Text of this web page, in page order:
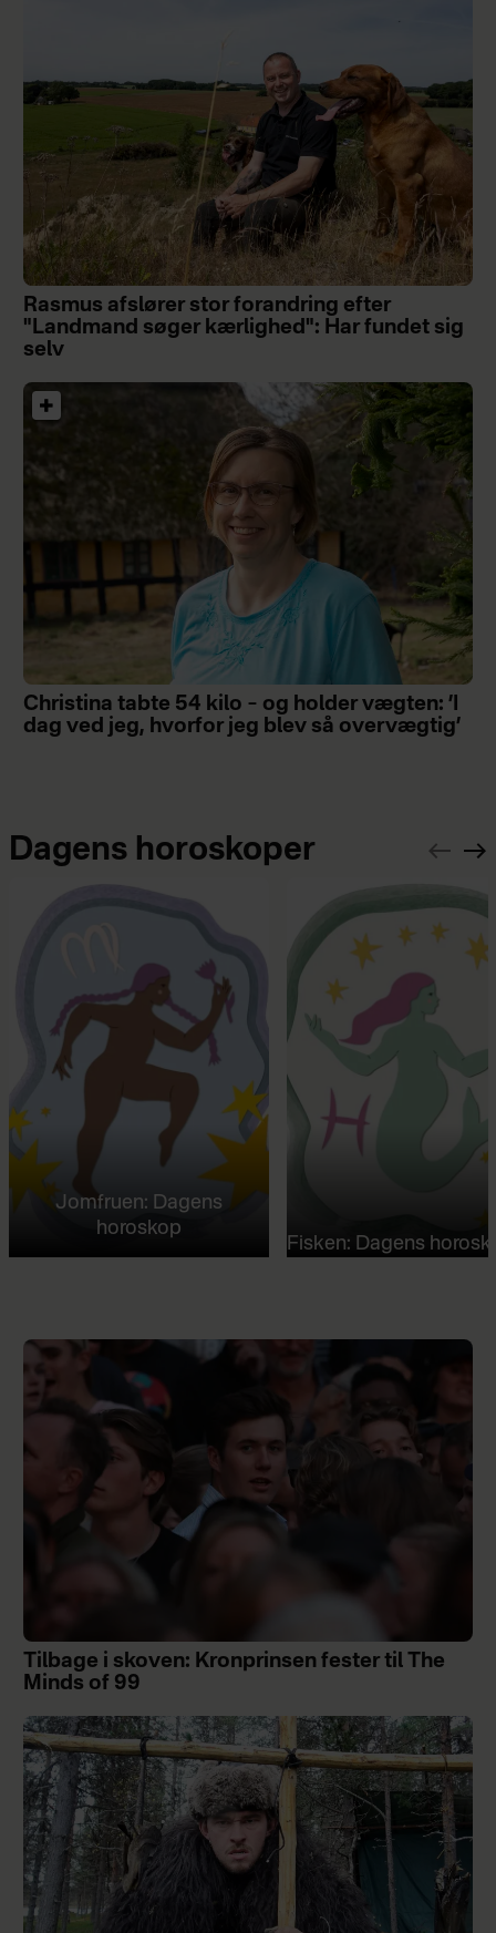
Rasmus afslører stor forandring efter
"Landmand søger kærlighed": Har fundet sig
selv
Christina tabte 54 kilo – og holder vægten: ’I
dag ved jeg, hvorfor jeg blev så overvægtig’
Dagens horoskoper
Jomfruen: Dagens
horoskop
Fisken: Dagens
Tilbage i skoven: Kronprinsen fester til The
Minds of 99